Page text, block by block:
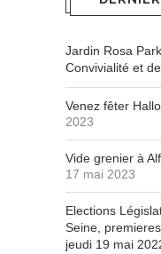
Jardin Rosa
Convivialité et
Venez fêter
2023
Vide grenier à
17 mai 2023
Elections
Seine,
jeudi 19 mai